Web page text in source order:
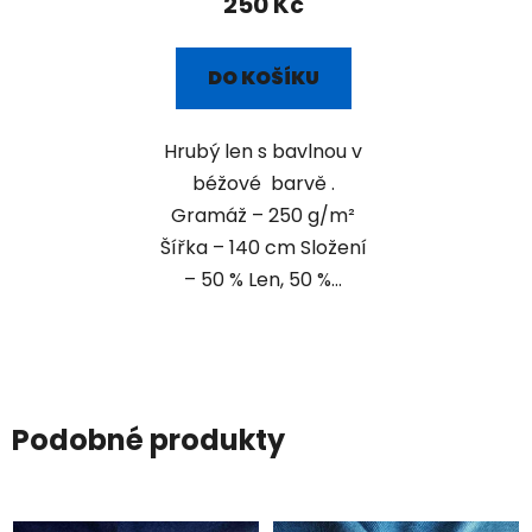
DO KOŠÍKU
Hrubý len s bavlnou v
béžové barvě .
Gramáž – 250 g/m²
Šířka – 140 cm Složení
– 50 % Len, 50 %...
Podobné produkty